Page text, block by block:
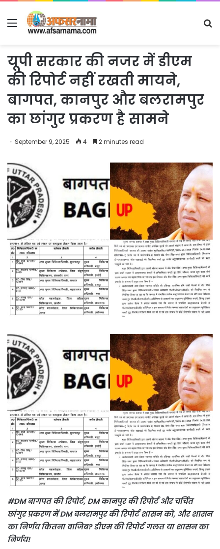
Menu
यूपी सरकार की नजर में डीएम
की रिपोर्ट नहीं रखती मायने,
बागपत, कानपुर और बलरामपुर
का छांगुर प्रकरण है सामने
September 9, 2025 4 2 minutes read
#DM बागपत की रिपोर्ट, DM कानपुर की रिपोर्ट और चर्चित
छांगुर प्रकरण में DM बलरामपुर की रिपोर्ट शासन को, और शासन
का निर्णय कितना वाजिब? डीएम की रिपोर्ट गलत या शासन का
निर्णय!